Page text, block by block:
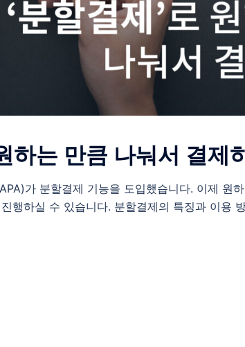
하는 만큼 나눠서 결제
가 분할결제 기능을 도입했습니다. 이제 원
행하실 수 있습니다. 분할결제의 특징과 이용